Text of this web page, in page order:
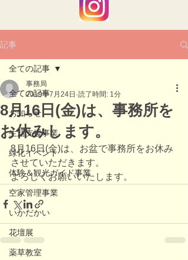
記事
全ての記事
お知らせ
生活支援事業
緑化イベント
体験＆観光ガイド事業
空家管理事業
いかだかい
花壇展
薬草教室
全ての記事
8月16日(金)は、事務所を
お休みします。
事務局
2019年7月24日 読了時間: 1分
8月16日(金)は、お盆で事務所をお休み
させていただきます。
よろしくお願いいたします。